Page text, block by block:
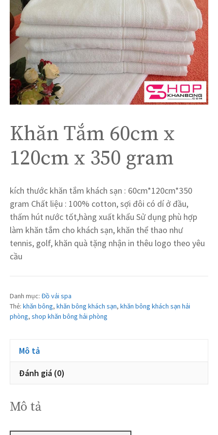
Khăn Tắm 60cm x
120cm x 350 gram
kích thước khăn tắm khách sạn : 60cm*120cm*350
gram Chất liệu : 100% cotton, sợi đôi có dí ở đầu,
thấm hút nước tốt,hàng xuất khẩu Sử dụng phù hợp
làm khăn tắm cho khách sạn, khăn thể thao như
tennis, golf, khăn quà tặng nhận in thêu logo theo yêu
cầu
Danh mục: Đồ vải spa
Thẻ: khăn bông, khăn bông khách sạn, khăn bông khách sạn hải
phòng, shop khăn bông hải phòng
Mô tả
Đánh giá (0)
Mô tả